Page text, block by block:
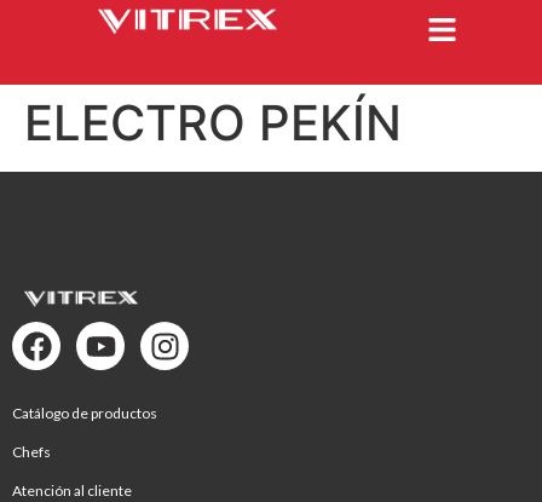
ELECTRO PEKÍN
Catálogo de productos
Chefs
Atención al cliente